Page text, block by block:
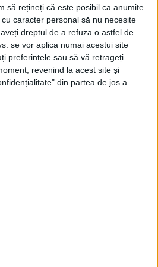
să rețineți că este posibil ca anumite
caracter personal să nu necesite
dreptul de a refuza o astfel de
se vor aplica numai acestui site
preferințele sau să vă retrageți
revenind la acest site și
din partea de jos a